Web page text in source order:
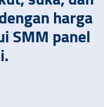
harga
SMM panel